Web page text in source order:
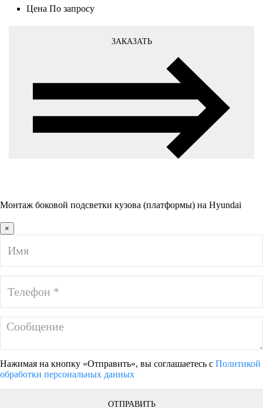
Цена По запросу
ЗАКАЗАТЬ
Монтаж боковой подсветки кузова (платформы) на Hyundai
×
Нажимая на кнопку «Отправить», вы соглашаетесь с Политикой
обработки персональных данных
ОТПРАВИТЬ